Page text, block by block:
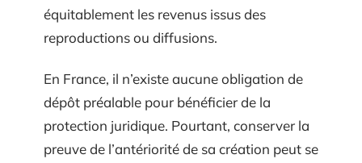
équitablement les revenus issus des
reproductions ou diffusions.
En France, il n’existe aucune obligation de
dépôt préalable pour bénéficier de la
protection juridique. Pourtant, conserver la
preuve de l’antériorité de sa création peut se